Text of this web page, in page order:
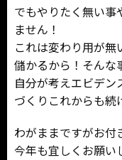
でもやりたく無い事
ません！
これは変わり用が無
儲かるから！そんな
自分が考えエビデ
づくりこれからも続
わがままですがお付
今年も宜しくお願い